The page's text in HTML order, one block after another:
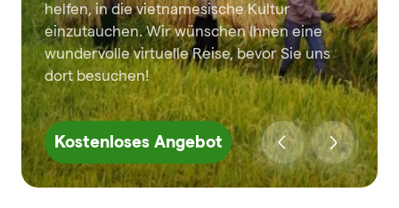
helfen, in die vietnamesische Kultur
einzutauchen. Wir wünschen Ihnen eine
wundervolle virtuelle Reise, bevor Sie uns
dort besuchen!
Kostenloses Angebot